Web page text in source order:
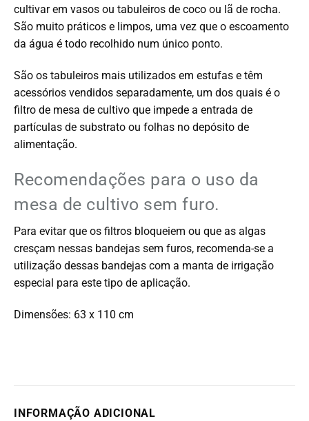
cultivar em vasos ou tabuleiros de coco ou lã de rocha.
São muito práticos e limpos, uma vez que o escoamento
da água é todo recolhido num único ponto.
São os tabuleiros mais utilizados em estufas e têm
acessórios vendidos separadamente, um dos quais é o
filtro de mesa de cultivo que impede a entrada de
partículas de substrato ou folhas no depósito de
alimentação.
Recomendações para o uso da
mesa de cultivo sem furo.
Para evitar que os filtros bloqueiem ou que as algas
cresçam nessas bandejas sem furos, recomenda-se a
utilização dessas bandejas com a manta de irrigação
especial para este tipo de aplicação.
Dimensões: 63 x 110 cm
INFORMAÇÃO ADICIONAL